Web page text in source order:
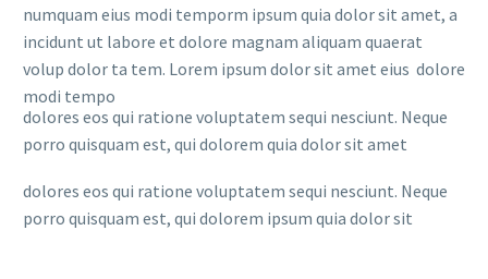
numquam eius modi temporm ipsum quia dolor sit amet, a
incidunt ut labore et dolore magnam aliquam quaerat
volup dolor ta tem. Lorem ipsum dolor sit amet eius dolore
modi tempo
dolores eos qui ratione voluptatem sequi nesciunt. Neque
porro quisquam est, qui dolorem quia dolor sit amet
dolores eos qui ratione voluptatem sequi nesciunt. Neque
porro quisquam est, qui dolorem ipsum quia dolor sit